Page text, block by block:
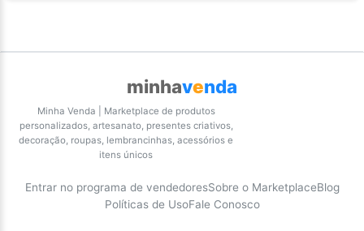
minhavenda
Minha Venda | Marketplace de produtos
personalizados, artesanato, presentes criativos,
decoração, roupas, lembrancinhas, acessórios e
itens únicos
Entrar no programa de vendedoresSobre o MarketplaceBlog
Políticas de UsoFale Conosco